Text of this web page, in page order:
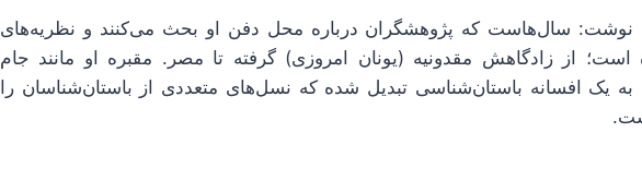
نوشت: سال‌هاست که پژوهشگران درباره محل دفن او بحث می‌کنند و نظریه‌های
از زادگاهش مقدونیه (یونان امروزی) گرفته تا مصر. مقبره او مانند جام
یک افسانه باستان‌شناسی تبدیل شده که نسل‌های متعددی از باستان‌شناسان را